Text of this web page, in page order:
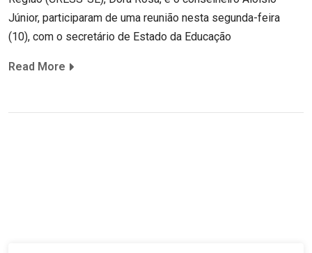
Júnior, participaram de uma reunião nesta segunda-feira
(10), com o secretário de Estado da Educação
Read More